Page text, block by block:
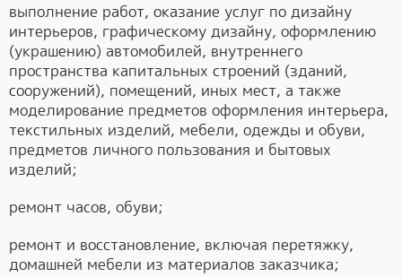
выполнение работ, оказание услуг по дизайну
интерьеров, графическому дизайну, оформлению
(украшению) автомобилей, внутреннего
пространства капитальных строений (зданий,
сооружений), помещений, иных мест, а также
моделирование предметов оформления интерьера,
текстильных изделий, мебели, одежды и обуви,
предметов личного пользования и бытовых
изделий;
ремонт часов, обуви;
ремонт и восстановление, включая перетяжку,
домашней мебели из материалов заказчика;